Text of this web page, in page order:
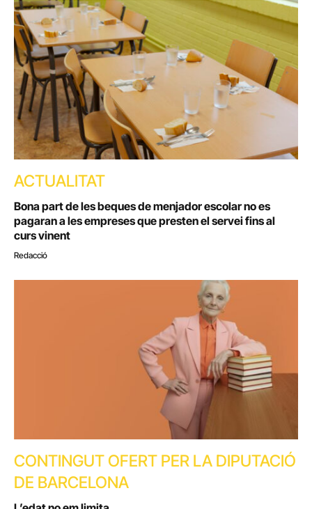
ACTUALITAT
Bona part de les beques de menjador escolar no es
pagaran a les empreses que presten el servei fins al
curs vinent
Redacció
CONTINGUT OFERT PER LA DIPUTACIÓ
DE BARCELONA